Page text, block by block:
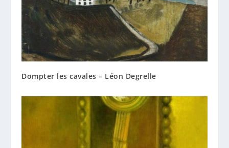
Dompter les cavales – Léon Degrelle